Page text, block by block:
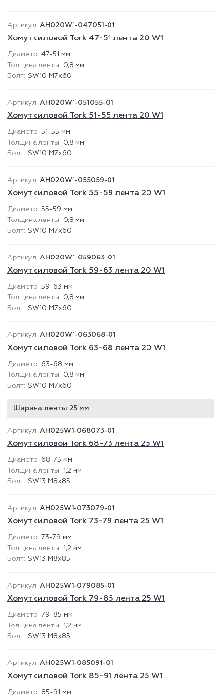
AH020W1-047051-01
Хомут силовой Tork 47-51 лента 20 W1
47-51 мм
0,8 мм
SW10 М7х60
AH020W1-051055-01
Хомут силовой Tork 51-55 лента 20 W1
51-55 мм
0,8 мм
SW10 М7х60
AH020W1-055059-01
Хомут силовой Tork 55-59 лента 20 W1
55-59 мм
0,8 мм
SW10 М7х60
AH020W1-059063-01
Хомут силовой Tork 59-63 лента 20 W1
59-63 мм
0,8 мм
SW10 М7х60
AH020W1-063068-01
Хомут силовой Tork 63-68 лента 20 W1
63-68 мм
0,8 мм
SW10 М7х60
Ширина ленты 25 мм
AH025W1-068073-01
Хомут силовой Tork 68-73 лента 25 W1
68-73 мм
1,2 мм
SW13 М8х85
AH025W1-073079-01
Хомут силовой Tork 73-79 лента 25 W1
73-79 мм
1,2 мм
SW13 М8х85
AH025W1-079085-01
Хомут силовой Tork 79-85 лента 25 W1
79-85 мм
1,2 мм
SW13 М8х85
AH025W1-085091-01
Хомут силовой Tork 85-91 лента 25 W1
85-91 мм